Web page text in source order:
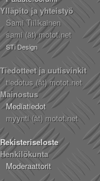
Ylläpito ja yhteistyö
Sami Tiilikainen
sami (ät) motot.net
STi Design
Tiedotteet ja uutisvinkit
tiedotus (ät) motot.net
Mainostus
Mediatiedot
myynti (ät) motot.net
Rekisteriseloste
Henkilökunta
Moderaattorit